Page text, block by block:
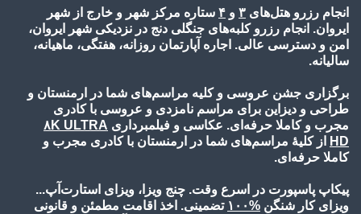
انجام رزرو هتل‌های ۳ و ۴ ستاره مرکز شهر و خارج از شهر
ایروان. انجام رزرو کلبه‌های جنگلی دنج در نزدیکی شهر ایروان،
امن و دسترسی عالی. اجاره آپارتمان روزانه، هفتگی، ماهیانه،
سالیانه.
برگزاری جشن عروسی و کلیه مراسم‌های شما در ارمنستان و
طراحی و دیزاین برای مراسم نامزدی و عروسی با کادری
مجرب و کاملا حرفه‌ای. عکاسی و فیلمبرداری ۸K ULTRA
HD
از کلیۀ مراسم‌های شما در ارمنستان با کادری مجرب و
کاملا حرفه‌ای.
پیکاپ پاسپورت در اسرع وقت. چنج ویزا، ویزای استارت‌آپ...
ویزای کار شنگن %۱۰۰
تضمینی. اخذ اقامت مطمئن و قانونی